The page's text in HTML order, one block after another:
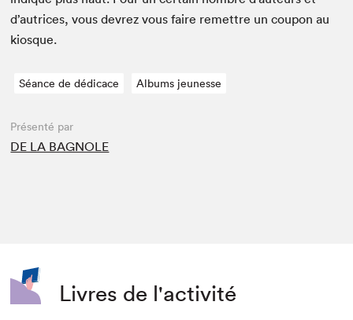
d’autrices, vous devrez vous faire remet­tre un coupon au
kiosque.
Séance de dédicace Albums jeunesse
Présenté par
DE LA BAGNOLE
Livres de l'activité